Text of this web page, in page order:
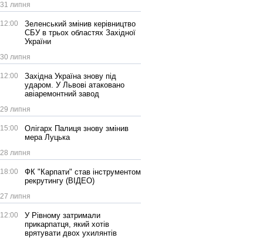
31 липня
12:00
Зеленський змінив керівництво
СБУ в трьох областях Західної
України
30 липня
12:00
Західна Україна знову під
ударом. У Львові атаковано
авіаремонтний завод
29 липня
15:00
Олігарх Палиця знову змінив
мера Луцька
28 липня
18:00
ФК "Карпати" став інструментом
рекрутингу (ВІДЕО)
27 липня
12:00
У Рівному затримали
прикарпатця, який хотів
врятувати двох ухилянтів